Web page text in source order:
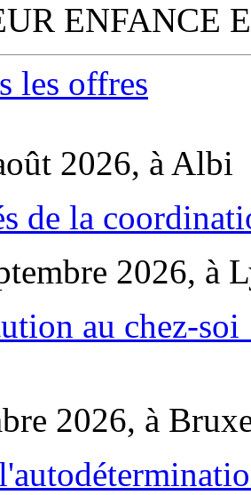
ENFANCE
les offres
2026, à Albi
de la
2026, à
au chez-
2026, à